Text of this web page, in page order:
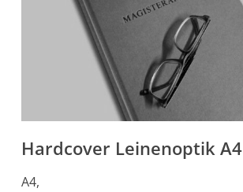
Hardcover Leinenoptik A4
A4,